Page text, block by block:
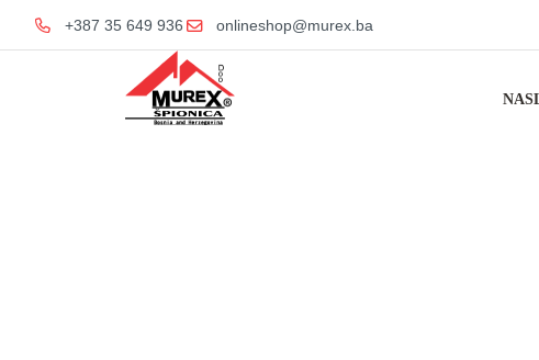
+387 35 649 936 onlineshop@murex.ba